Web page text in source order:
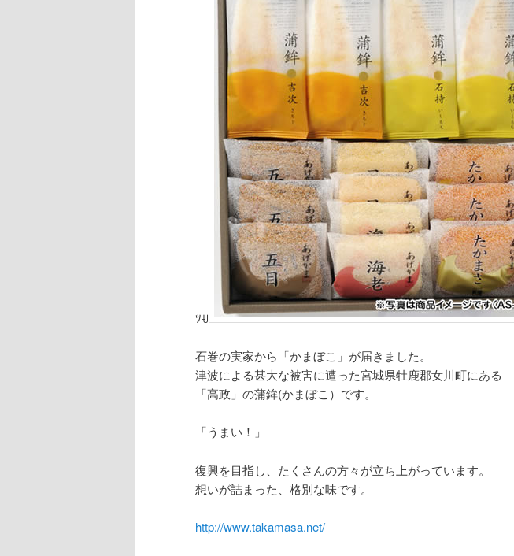
ﾂꀀ
石巻の実家から「かまぼこ」が届きました。
津波による甚大な被害に遭った宮城県牡鹿郡女川町にある
「高政」の蒲鉾(かまぼこ）です。
「うまい！」
復興を目指し、たくさんの方々が立ち上がっています。
想いが詰まった、格別な味です。
http://www.takamasa.net/